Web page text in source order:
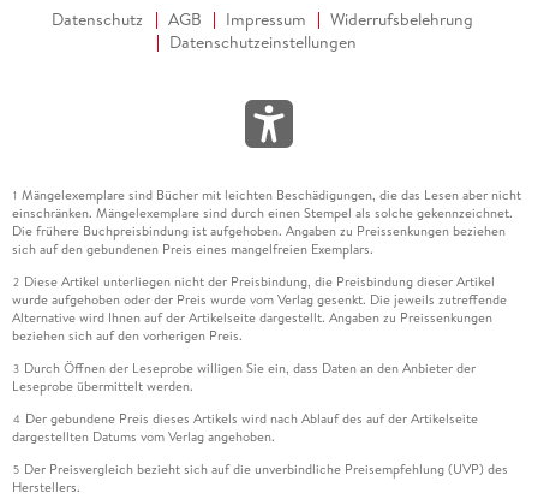
Datenschutz AGB Impressum
Widerrufsbelehrung
Datenschutzeinstellungen
1 Mängelexemplare sind Bücher mit leichten Beschädigungen, die das Lesen aber nicht
einschränken. Mängelexemplare sind durch einen Stempel als solche gekennzeichnet.
Die frühere Buchpreisbindung ist aufgehoben. Angaben zu Preissenkungen beziehen
sich auf den gebundenen Preis eines mangelfreien Exemplars.
2 Diese Artikel unterliegen nicht der Preisbindung, die Preisbindung dieser Artikel
wurde aufgehoben oder der Preis wurde vom Verlag gesenkt. Die jeweils zutreffende
Alternative wird Ihnen auf der Artikelseite dargestellt. Angaben zu Preissenkungen
beziehen sich auf den vorherigen Preis.
3 Durch Öffnen der Leseprobe willigen Sie ein, dass Daten an den Anbieter der
Leseprobe übermittelt werden.
4 Der gebundene Preis dieses Artikels wird nach Ablauf des auf der Artikelseite
dargestellten Datums vom Verlag angehoben.
5 Der Preisvergleich bezieht sich auf die unverbindliche Preisempfehlung (UVP) des
Herstellers.